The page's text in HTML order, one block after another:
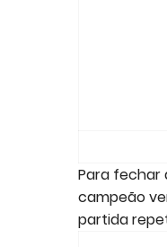
Para fechar
campeão
partida